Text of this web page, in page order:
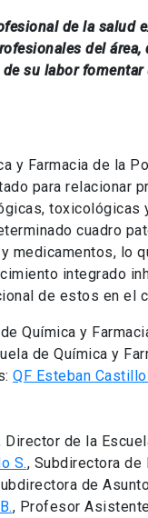
de la salud
del
su labor
y Farmacia de la
para relacionar
toxicológicas
cuadro
medicamentos, lo
integrado
de estos en el
Química y
de Química y
QF Esteban Castillo
Director de la
S., Subdirectora de
de
, Profesor